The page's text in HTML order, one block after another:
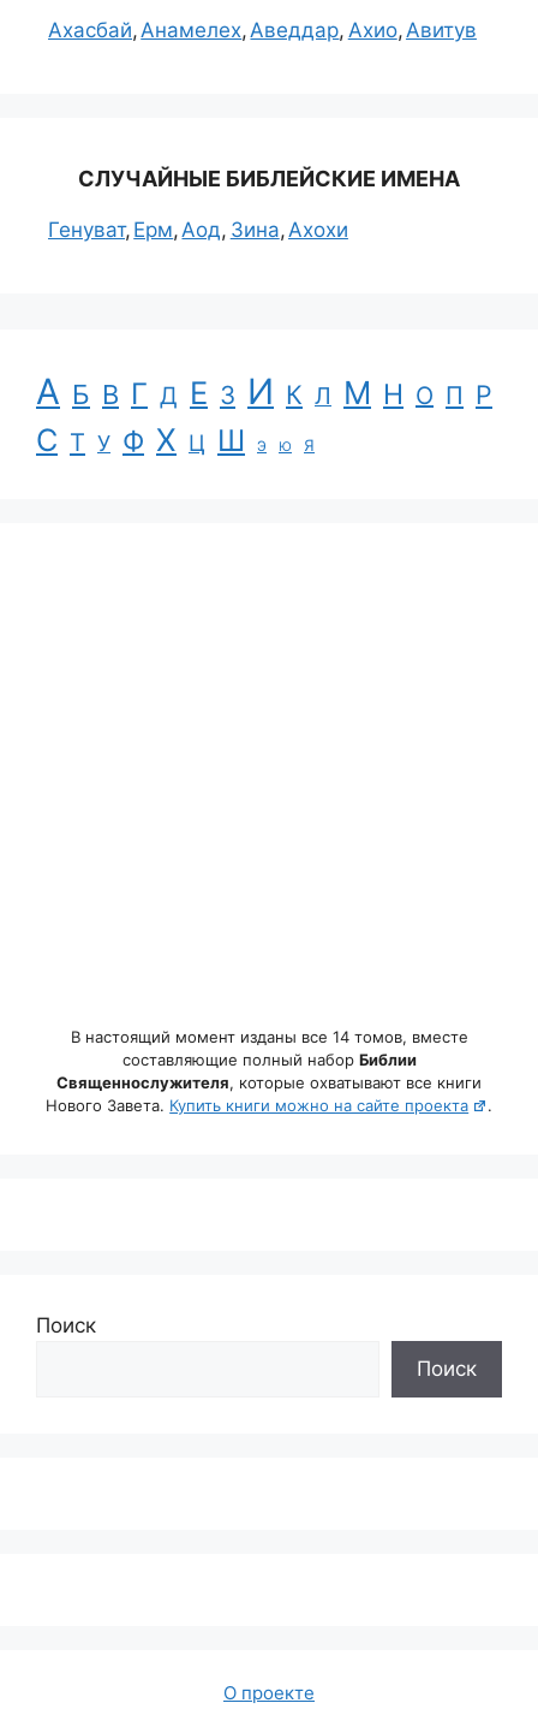
Ахасбай Анамелех Аведдар Ахио Авитув
СЛУЧАЙНЫЕ БИБЛЕЙСКИЕ ИМЕНА
Генуват Ерм Аод Зина Ахохи
А Б В Г Д Е З И К Л М Н О П Р
С Т У Ф Х Ц Ш Э Ю Я
В настоящий момент изданы все 14 томов, вместе
составляющие полный набор Библии
Священнослужителя, которые охватывают все книги
Нового Завета. Купить книги можно на сайте проекта .
Поиск
Поиск
О проекте